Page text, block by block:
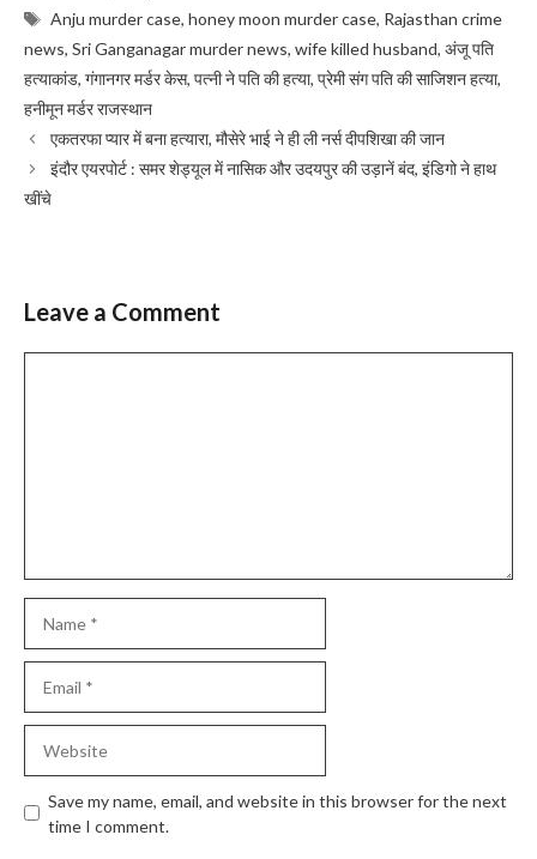
Tags
Anju murder case,honey moon murder case, Rajasthan crime
news, Sri Ganganagar murder news, wife killed husband, अंजू पति
हत्याकांड, गंगानगर मर्डर केस, पत्नी ने पति की हत्या, प्रेमी संग पति की साजिशन हत्या,
हनीमून मर्डर राजस्थान
एकतरफा प्यार में बना हत्यारा, मौसेरे भाई ने ही ली नर्स दीपशिखा की जान
इंदौर एयरपोर्ट : समर शेड्यूल में नासिक और उदयपुर की उड़ानें बंद, इंडिगो ने हाथ
खींचे
Leave a Comment
Save my name, email, and website in this browser for the next
time I comment.